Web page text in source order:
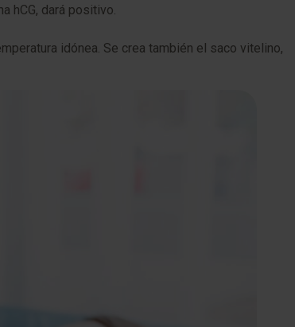
hCG, dará positivo.
idónea. Se crea también el saco vitelino,